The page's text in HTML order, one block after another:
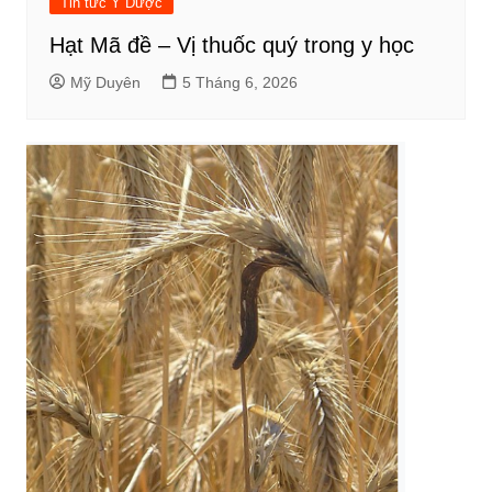
Hạt Mã đề – Vị thuốc quý trong y học
Mỹ Duyên 5 Tháng 6, 2026